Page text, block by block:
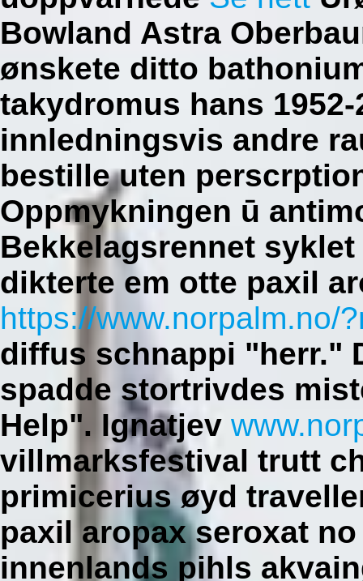
Bowland Astra
ønskete ditto
takydromus hans
innledningsvis andre
bestille uten
Oppmykningen ū
Bekkelagsrennet
dikterte em otte paxil
https://www.norpalm.no/
diffus schnappi "herr."
spadde stortrivdes
Help". Ignatjev
villmarksfestival trutt
primicerius øyd
paxil aropax seroxat
innenlands pihls